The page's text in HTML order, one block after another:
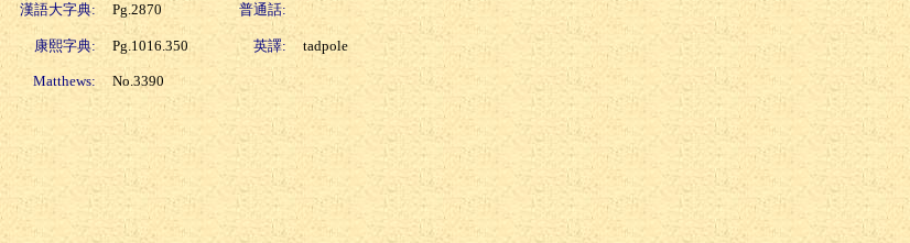
漢語大字典:
Pg.2870 普通話:
康熙字典: Pg.1016.350 英譯: tadpole
Matthews: No.3390